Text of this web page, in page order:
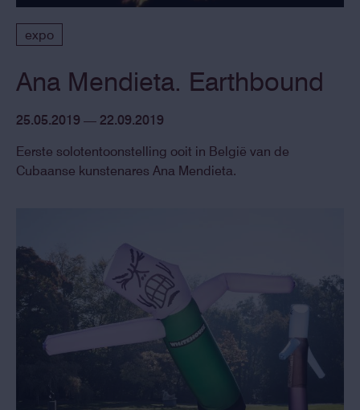
expo
Ana Mendieta. Earthbound
25.05.2019 — 22.09.2019
Eerste solotentoonstelling ooit in België van de
Cubaanse kunstenares Ana Mendieta.